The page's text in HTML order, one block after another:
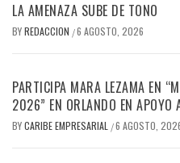
LA AMENAZA SUBE DE TONO
BYREDACCION /6 AGOSTO, 2026
PARTICIPA MARA LEZAMA EN
2026” EN ORLANDO EN APOYO
BYCARIBE EMPRESARIAL /6 AGOSTO,